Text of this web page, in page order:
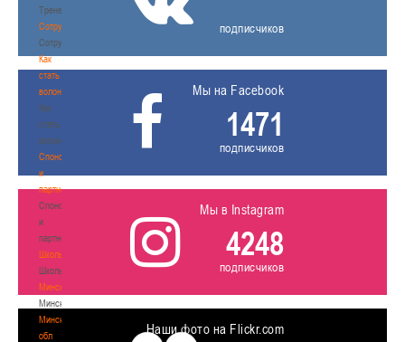
Тренерам
Сотрудничество
Сотрудничество
Как
стать
волонтером
Как
стать
волонтером
Спонсоры
и
партнеры
Спонсоры
и
партнеры
Школы
Школы
Минск
Минск
Минская
обл
подписчиков
Мы на Facebook
1471
подписчиков
Мы в Instagram
4248
подписчиков
Наши фото на Flickr.com